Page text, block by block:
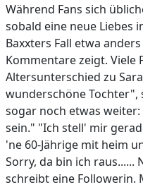
Während Fans sich
sobald eine neue Liebes
Baxxters Fall etwa
Kommentare zeigt. Viele
Altersunterschied zu
wunderschöne Tochter",
sogar noch etwas
sein." "Ich stell' mir
'ne 60-Jährige mit heim
Sorry, da bin ich raus......
schreibt eine Followerin.